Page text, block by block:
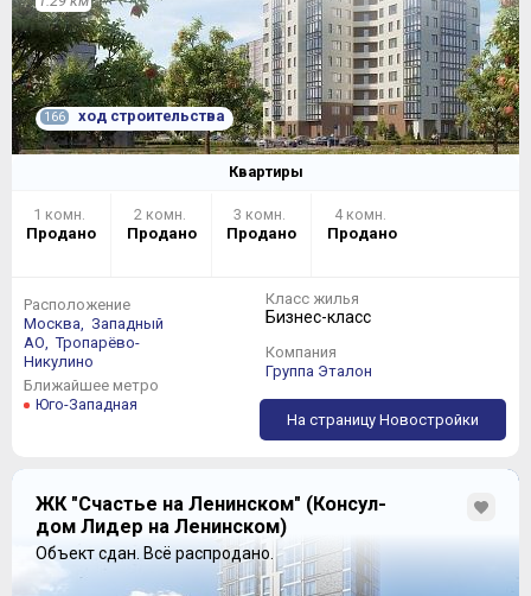
166 ход строительства
Квартиры
1 комн.
Продано
2 комн.
Продано
3 комн.
Продано
4 комн.
Продано
Расположение
Москва,
Западный
АО,
Тропарёво-
Никулино
Ближайшее метро
Юго-Западная
Класс жилья
Бизнес-класс
Компания
Группа Эталон
На страницу Новостройки
ЖК "Счастье на Ленинском" (Консул-
дом Лидер на Ленинском)
Объект сдан. Всё распродано.